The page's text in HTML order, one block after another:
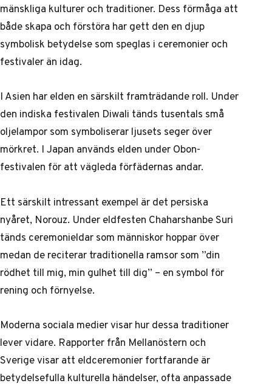
mänskliga kulturer och traditioner. Dess förmåga att
både skapa och förstöra har gett den en djup
symbolisk betydelse som speglas i ceremonier och
festivaler än idag.
I Asien har elden en särskilt framträdande roll. Under
den indiska festivalen Diwali tänds tusentals små
oljelampor som symboliserar ljusets seger över
mörkret. I Japan används elden under Obon-
festivalen för att vägleda förfädernas andar.
Ett särskilt intressant exempel är det persiska
nyåret, Norouz. Under eldfesten Chaharshanbe Suri
tänds ceremonieldar som människor hoppar över
medan de reciterar traditionella ramsor som ”din
rödhet till mig, min gulhet till dig” – en symbol för
rening och förnyelse.
Moderna sociala medier visar hur dessa traditioner
lever vidare. Rapporter från Mellanöstern och
Sverigevisar att eldceremonier fortfarande är
betydelsefulla kulturella händelser, ofta anpassade